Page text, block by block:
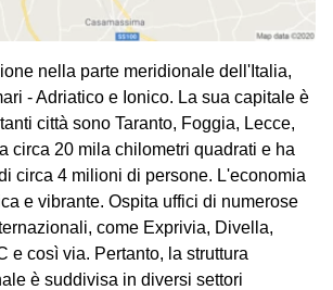
nella parte meridionale dell'Italia,
- Adriatico e Ionico. La sua capitale è
città sono Taranto, Foggia, Lecce,
circa 20 mila chilometri quadrati e ha
circa 4 milioni di persone. L'economia
e vibrante. Ospita uffici di numerose
come Exprivia, Divella,
e così via. Pertanto, la struttura
è suddivisa in diversi settori